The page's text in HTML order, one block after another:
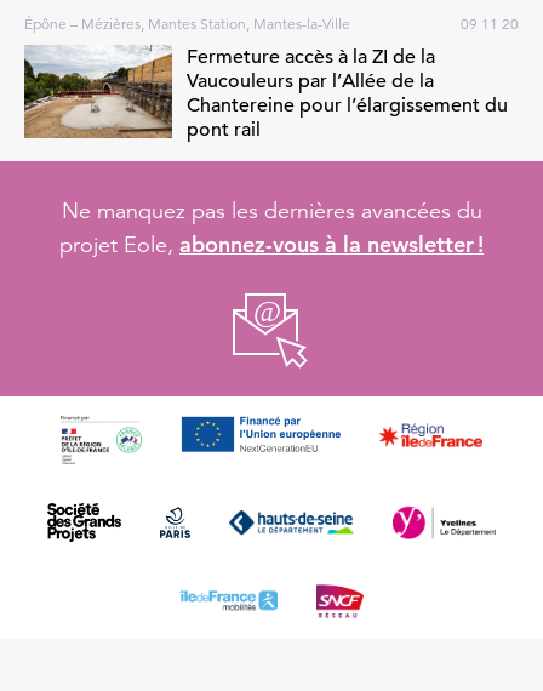
Épône – Mézières, Mantes Station, Mantes-la-Ville 09 11 20
Fermeture accès à la ZI de la
Vaucouleurs par l’Allée de la
Chantereine pour l’élargissement du
pont rail
Ne manquez pas les dernières avancées du
projet Eole, abonnez-vous à la newsletter !